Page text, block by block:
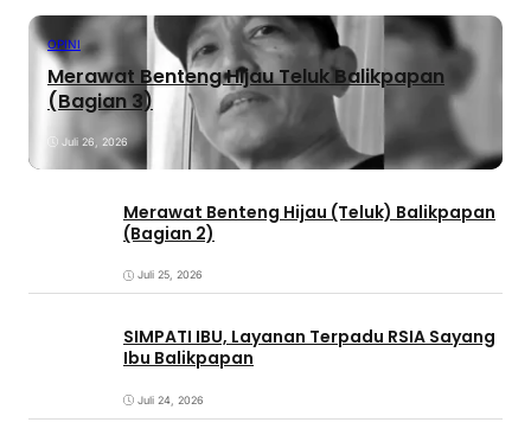
OPINI
Merawat Benteng Hijau Teluk Balikpapan
(Bagian 3)
Juli 26, 2026
Merawat Benteng Hijau (Teluk) Balikpapan
(Bagian 2)
Juli 25, 2026
SIMPATI IBU, Layanan Terpadu RSIA Sayang
Ibu Balikpapan
Juli 24, 2026